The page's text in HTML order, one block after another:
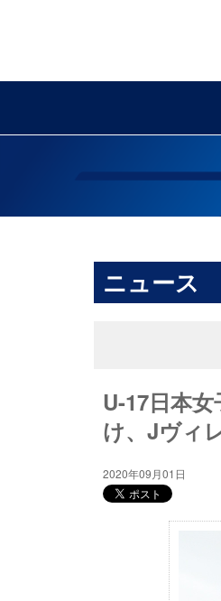
ニュース
U-17日本
け、Jヴィ
2020年09月01日